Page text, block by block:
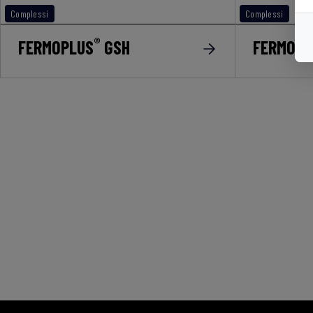
Complessi
FERMOPLUS® GSH
Complessi